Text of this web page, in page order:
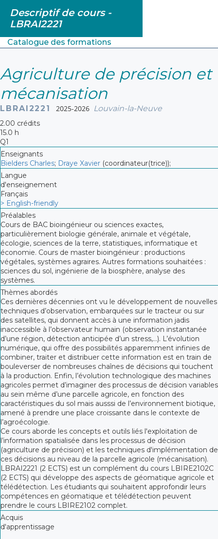
Descriptif de cours -
LBRAI2221
Catalogue des formations
Agriculture de précision et
mécanisation
LBRAI2221 2025-2026 Louvain-la-Neuve
2.00 crédits
15.0 h
Q1
Enseignants
Bielders Charles; Draye Xavier (coordinateur(trice));
Langue
d'enseignement
Français
> English-friendly
Préalables
Cours de BAC bioingénieur ou sciences exactes,
particulièrement biologie générale, animale et végétale,
écologie, sciences de la terre, statistiques, informatique et
économie. Cours de master bioingénieur : productions
végétales, systèmes agraires. Autres formations souhaitées :
sciences du sol, ingénierie de la biosphère, analyse des
systèmes.
Thèmes abordés
Ces dernières décennies ont vu le développement de nouvelles
techniques d’observation, embarquées sur le tracteur ou sur
des satellites, qui donnent accès à une information jadis
inaccessible à l’observateur humain (observation instantanée
d’une région, détection anticipée d’un stress,…). L’évolution
numérique, qui offre des possibilités apparemment infinies de
combiner, traiter et distribuer cette information est en train de
bouleverser de nombreuses chaînes de décisions qui touchent
à la production. Enfin, l’évolution technologique des machines
agricoles permet d’imaginer des processus de décision variables
au sein même d’une parcelle agricole, en fonction des
caractéristiques du sol mais ausssi de l’environnement biotique,
amené à prendre une place croissante dans le contexte de
l’agroécologie.
Ce cours aborde les concepts et outils liés l'exploitation de
l’information spatialisée dans les processus de décision
(agriculture de précision) et les techniques d'implémentation de
ces décisions au niveau de la parcelle agricole (mécanisation).
LBRAI2221 (2 ECTS) est un complément du cours LBIRE2102C
(2 ECTS) qui développe des aspects de géomatique agricole et
télédétection. Les étudiants qui souhaitent approfondir leurs
compétences en géomatique et télédétection peuvent
prendre le cours LBIRE2102 complet.
Acquis
d'apprentissage